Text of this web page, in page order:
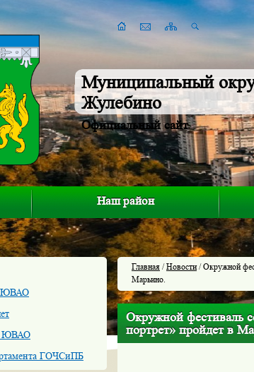
Муниципальный
Жулебино
Официальный сайт
Наш район
ЮВАО
ЮВАО
ГОЧСиПБ
Главная /Новости/ Окружной
Марьино.
Окружной фестиваль
портрет» пройдет в